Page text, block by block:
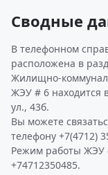
Сводные
В телефонном
расположена в
Жилищно-
ЖЭУ # 6 находится
ул., 43б.
Вы можете
телефону +7(4712)
Режим работы ЖЭУ
+74712350485.